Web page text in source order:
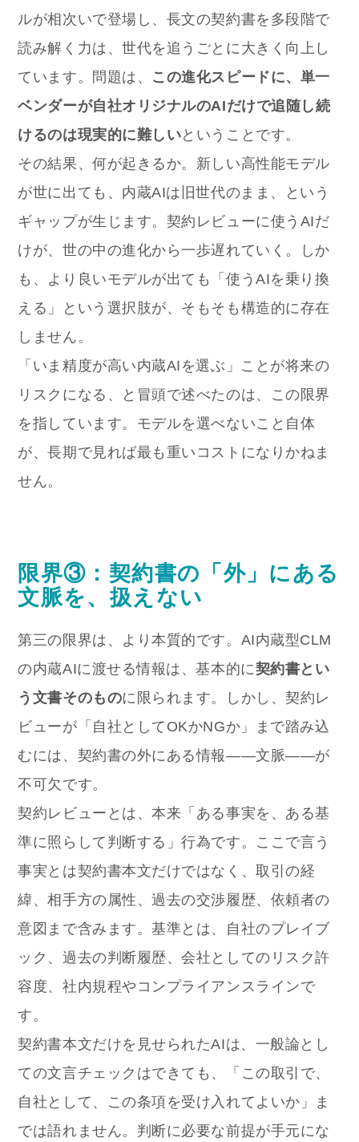
ルが相次いで登場し、長文の契約書を多段階で
読み解く力は、世代を追うごとに大きく向上し
ています。問題は、 この進化スピードに、単一
ベンダーが自社オリジナルのAIだけで追随し続
けるのは現実的に難しいということです。
その結果、何が起きるか。新しい高性能モデル
が世に出ても、内蔵AIは旧世代のまま、という
ギャップが生じます。契約レビューに使うAIだ
けが、世の中の進化から一歩遅れていく。しか
も、より良いモデルが出ても「使うAIを乗り換
える」という選択肢が、そもそも構造的に存在
しません。
「いま精度が高い内蔵AIを選ぶ」ことが将来の
リスクになる、と冒頭で述べたのは、この限界
を指しています。モデルを選べないこと自体
が、長期で見れば最も重いコストになりかねま
せん。
限界③：契約書の「外」にある
文脈を、扱えない
第三の限界は、より本質的です。AI内蔵型CLM
の内蔵AIに渡せる情報は、基本的に契約書とい
う文書そのものに限られます。しかし、契約レ
ビューが「自社としてOKかNGか」まで踏み込
むには、契約書の外にある情報——文脈——が
不可欠です。
契約レビューとは、本来「ある事実を、ある基
準に照らして判断する」行為です。ここで言う
事実とは契約書本文だけではなく、取引の経
緯、相手方の属性、過去の交渉履歴、依頼者の
意図まで含みます。基準とは、自社のプレイブ
ック、過去の判断履歴、会社としてのリスク許
容度、社内規程やコンプライアンスラインで
す。
契約書本文だけを見せられたAIは、一般論とし
ての文言チェックはできても、「この取引で、
自社として、この条項を受け入れてよいか」ま
では語れません。判断に必要な前提が手元にな